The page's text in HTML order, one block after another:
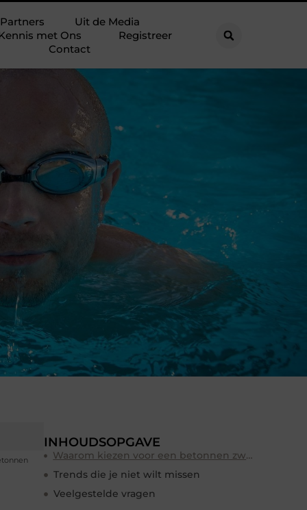
Partners
Uit de Media
met Ons
Registreer
Contact
INHOUDSOPGAVE
Waarom kiezen voor een betonnen zwembad?
Trends die je niet wilt missen
Veelgestelde vragen